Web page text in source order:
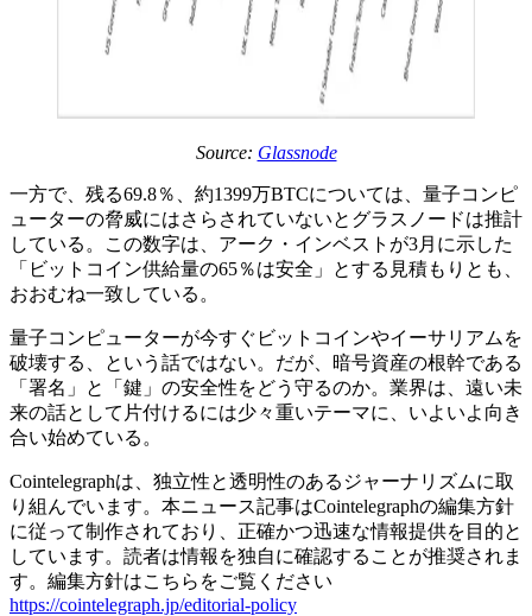
Source: Glassnode
一方で、残る69.8％、約1399万BTCについては、量子コンピ
ューターの脅威にはさらされていないとグラスノードは推計
している。この数字は、アーク・インベストが3月に示した
「ビットコイン供給量の65％は安全」とする見積もりとも、
おおむね一致している。
量子コンピューターが今すぐビットコインやイーサリアムを
破壊する、という話ではない。だが、暗号資産の根幹である
「署名」と「鍵」の安全性をどう守るのか。業界は、遠い未
来の話として片付けるには少々重いテーマに、いよいよ向き
合い始めている。
Cointelegraphは、独立性と透明性のあるジャーナリズムに取
り組んでいます。本ニュース記事はCointelegraphの編集方針
に従って制作されており、正確かつ迅速な情報提供を目的と
しています。読者は情報を独自に確認することが推奨されま
す。編集方針はこちらをご覧ください
https://cointelegraph.jp/editorial-policy